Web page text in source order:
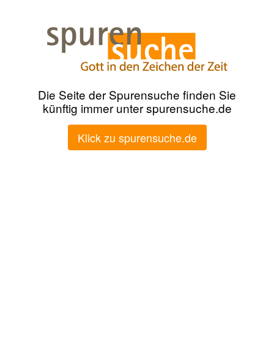
Die Seite der Spurensuche finden Sie
künftig immer unter spurensuche.de
Klick zu spurensuche.de